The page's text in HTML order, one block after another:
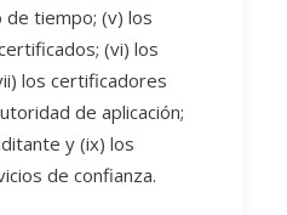
tiempo; (v) los
(vi) los
los certificadores
de aplicación;
y (ix) los
de confianza.